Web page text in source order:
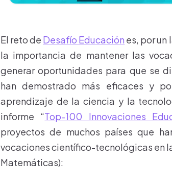
El reto de Desafío Educación es, por un
la importancia de mantener las
generar oportunidades para que se
han demostrado más eficaces y
aprendizaje de la ciencia y la
informe “Top-100 Innovaciones
proyectos de muchos países que
vocaciones científico-tecnológicas en
Matemáticas):